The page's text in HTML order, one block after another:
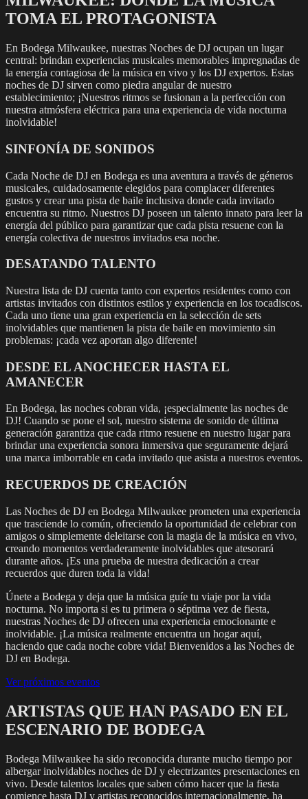
TOMA EL PROTAGONISTA
En Bodega Milwaukee, nuestras Noches de DJ ocupan un lugar
central: brindan experiencias musicales memorables impregnadas de
la energía contagiosa de la música en vivo y los DJ expertos. Estas
noches de DJ sirven como piedra angular de nuestro
establecimiento; ¡Nuestros ritmos se fusionan a la perfección con
nuestra atmósfera eléctrica para una experiencia de vida nocturna
inolvidable!
SINFONÍA DE SONIDOS
Cada Noche de DJ en Bodega es una aventura a través de géneros
musicales, cuidadosamente elegidos para complacer diferentes
gustos y crear una pista de baile inclusiva donde cada invitado
encuentra su ritmo. Nuestros DJ poseen un talento innato para leer la
energía del público para garantizar que cada pista resuene con la
energía colectiva de nuestros invitados esa noche.
DESATANDO TALENTO
Nuestra lista de DJ cuenta tanto con expertos residentes como con
artistas invitados con distintos estilos y experiencia en los tocadiscos.
Cada uno tiene una gran experiencia en la selección de sets
inolvidables que mantienen la pista de baile en movimiento sin
problemas: ¡cada vez aportan algo diferente!
DESDE EL ANOCHECER HASTA EL
AMANECER
En Bodega, las noches cobran vida, ¡especialmente las noches de
DJ! Cuando se pone el sol, nuestro sistema de sonido de última
generación garantiza que cada ritmo resuene en nuestro lugar para
brindar una experiencia sonora inmersiva que seguramente dejará
una marca imborrable en cada invitado que asista a nuestros eventos.
RECUERDOS DE CREACIÓN
Las Noches de DJ en Bodega Milwaukee prometen una experiencia
que trasciende lo común, ofreciendo la oportunidad de celebrar con
amigos o simplemente deleitarse con la magia de la música en vivo,
creando momentos verdaderamente inolvidables que atesorará
durante años. ¡Es una prueba de nuestra dedicación a crear
recuerdos que duren toda la vida!
Únete a Bodega y deja que la música guíe tu viaje por la vida
nocturna. No importa si es tu primera o séptima vez de fiesta,
nuestras Noches de DJ ofrecen una experiencia emocionante e
inolvidable. ¡La música realmente encuentra un hogar aquí,
haciendo que cada noche cobre vida! Bienvenidos a las Noches de
DJ en Bodega.
Ver próximos eventos
ARTISTAS QUE HAN PASADO EN EL
ESCENARIO DE BODEGA
Bodega Milwaukee ha sido reconocida durante mucho tiempo por
albergar inolvidables noches de DJ y electrizantes presentaciones en
vivo. Desde talentos locales que saben cómo hacer que la fiesta
comience hasta DJ y artistas reconocidos internacionalmente, ha